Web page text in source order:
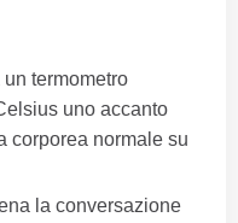
termometro
uno accanto
corporea normale su
la conversazione